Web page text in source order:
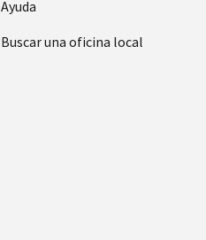
Ayuda
Buscar una oficina local